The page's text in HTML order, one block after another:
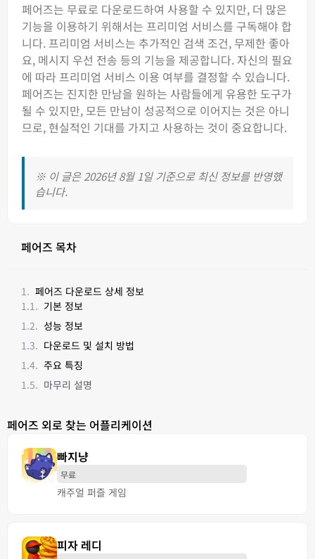
페어즈는 무료로 다운로드하여 사용할 수 있지만, 더 많은
기능을 이용하기 위해서는 프리미엄 서비스를 구독해야 합
니다. 프리미엄 서비스는 추가적인 검색 조건, 무제한 좋아
요, 메시지 우선 전송 등의 기능을 제공합니다. 자신의 필요
에 따라 프리미엄 서비스 이용 여부를 결정할 수 있습니다.
페어즈는 진지한 만남을 원하는 사람들에게 유용한 도구가
될 수 있지만, 모든 만남이 성공적으로 이어지는 것은 아니
므로, 현실적인 기대를 가지고 사용하는 것이 중요합니다.
※ 이 글은 2026년 8월 1일 기준으로 최신 정보를 반영했
습니다.
페어즈 목차
페어즈 다운로드 상세 정보
기본 정보
성능 정보
다운로드 및 설치 방법
주요 특징
마무리 설명
페어즈 외로 찾는 어플리케이션
빠지냥
무료
캐주얼 퍼즐 게임
피자 레디